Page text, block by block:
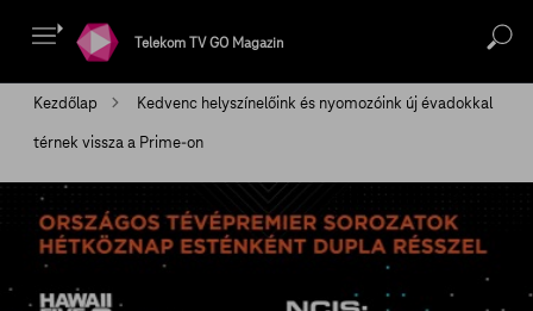
Telekom TV GO Magazin
Kezdőlap
Kedvenc helyszínelőink és nyomozóink új évadokkal
térnek vissza a Prime-on